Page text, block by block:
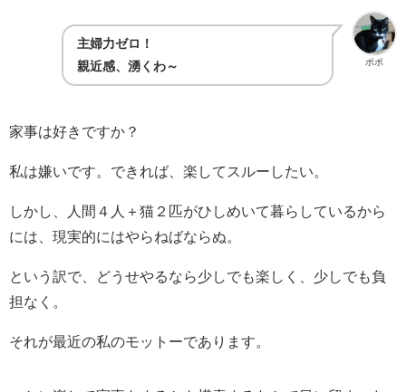
ポポ
主婦力ゼロ！
親近感、湧くわ～
家事は好きですか？
私は嫌いです。できれば、楽してスルーしたい。
しかし、人間４人＋猫２匹がひしめいて暮らしているから
には、現実的にはやらねばならぬ。
という訳で、どうせやるなら少しでも楽しく、少しでも負
担なく。
それが最近の私のモットーであります。